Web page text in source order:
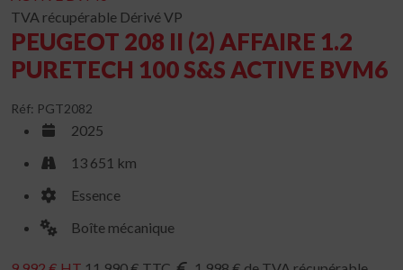
TVA récupérable Dérivé VP
PEUGEOT 208 II (2) AFFAIRE 1.2
PURETECH 100 S&S ACTIVE BVM6
Réf: PGT2082
2025
13 651 km
Essence
Boîte mécanique